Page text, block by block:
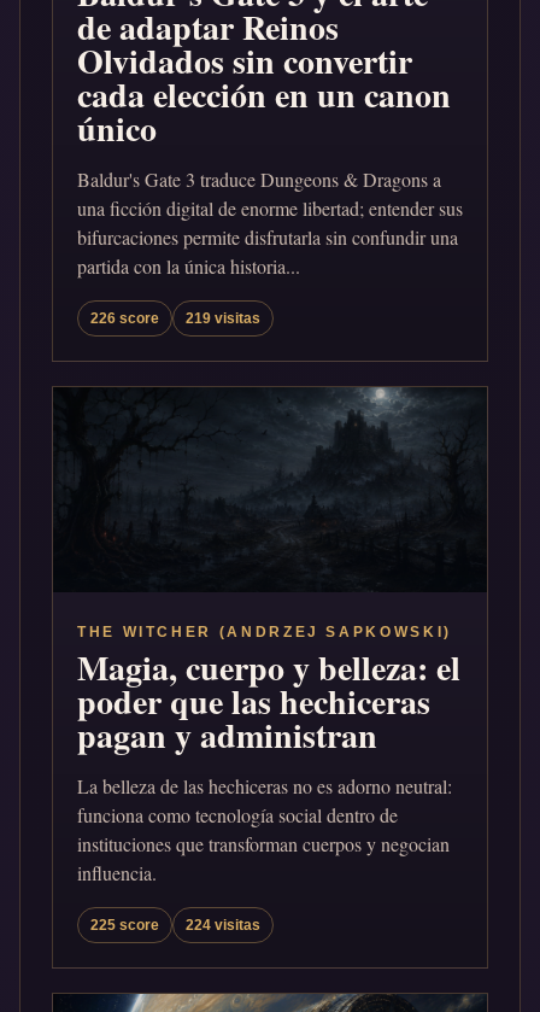
de adaptar Reinos
Olvidados sin convertir
cada elección en un canon
único
Baldur's Gate 3 traduce Dungeons & Dragons a
una ficción digital de enorme libertad; entender sus
bifurcaciones permite disfrutarla sin confundir una
partida con la única historia...
226 score 219 visitas
THE WITCHER (ANDRZEJ SAPKOWSKI)
Magia, cuerpo y belleza: el
poder que las hechiceras
pagan y administran
La belleza de las hechiceras no es adorno neutral:
funciona como tecnología social dentro de
instituciones que transforman cuerpos y negocian
influencia.
225 score 224 visitas